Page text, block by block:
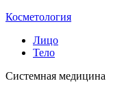
Косметология
Лицо
Тело
Системная медицина